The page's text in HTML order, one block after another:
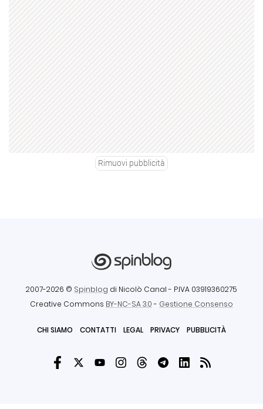
Rimuovi pubblicità
2007-2026 © Spinblog di Nicolò Canal - P.IVA 03919360275
Creative Commons BY-NC-SA 3.0- Gestione Consenso
CHI SIAMO CONTATTI LEGAL PRIVACY PUBBLICITÀ